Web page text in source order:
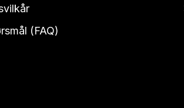
(FAQ)